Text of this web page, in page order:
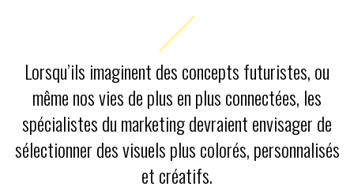
Lorsqu’ils imaginent des concepts futuristes, ou
même nos vies de plus en plus connectées, les
spécialistes du marketing devraient envisager de
sélectionner des visuels plus colorés, personnalisés
et créatifs.